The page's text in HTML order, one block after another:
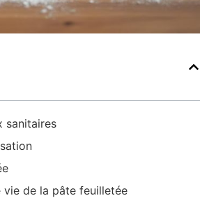
sanitaires
de la pâte feuilletée